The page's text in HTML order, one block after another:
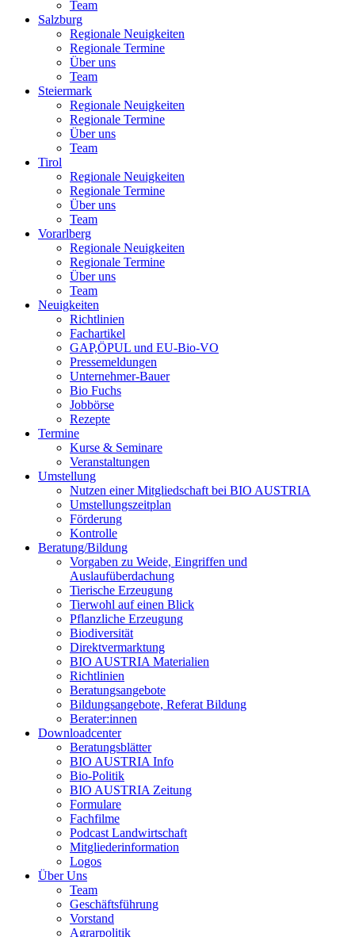
Team
Salzburg
Regionale Neuigkeiten
Regionale Termine
Über uns
Team
Steiermark
Regionale Neuigkeiten
Regionale Termine
Über uns
Team
Tirol
Regionale Neuigkeiten
Regionale Termine
Über uns
Team
Vorarlberg
Regionale Neuigkeiten
Regionale Termine
Über uns
Team
Neuigkeiten
Richtlinien
Fachartikel
GAP,ÖPUL und EU-Bio-VO
Pressemeldungen
Unternehmer-Bauer
Bio Fuchs
Jobbörse
Rezepte
Termine
Kurse & Seminare
Veranstaltungen
Umstellung
Nutzen einer Mitgliedschaft bei BIO AUSTRIA
Umstellungszeitplan
Förderung
Kontrolle
Beratung/Bildung
Vorgaben zu Weide, Eingriffen und
Auslaufüberdachung
Tierische Erzeugung
Tierwohl auf einen Blick
Pflanzliche Erzeugung
Biodiversität
Direktvermarktung
BIO AUSTRIA Materialien
Richtlinien
Beratungsangebote
Bildungsangebote, Referat Bildung
Berater:innen
Downloadcenter
Beratungsblätter
BIO AUSTRIA Info
Bio-Politik
BIO AUSTRIA Zeitung
Formulare
Fachfilme
Podcast Landwirtschaft
Mitgliederinformation
Logos
Über Uns
Team
Geschäftsführung
Vorstand
Agrarpolitik